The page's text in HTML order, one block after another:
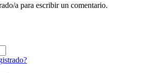
a para escribir un comentario.